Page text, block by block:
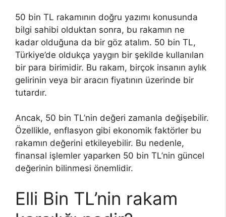
50 bin TL rakamının doğru yazımı konusunda
bilgi sahibi olduktan sonra, bu rakamın ne
kadar olduğuna da bir göz atalım. 50 bin TL,
Türkiye’de oldukça yaygın bir şekilde kullanılan
bir para birimidir. Bu rakam, birçok insanın aylık
gelirinin veya bir aracın fiyatının üzerinde bir
tutardır.
Ancak, 50 bin TL’nin değeri zamanla değişebilir.
Özellikle, enflasyon gibi ekonomik faktörler bu
rakamın değerini etkileyebilir. Bu nedenle,
finansal işlemler yaparken 50 bin TL’nin güncel
değerinin bilinmesi önemlidir.
Elli Bin TL’nin rakam